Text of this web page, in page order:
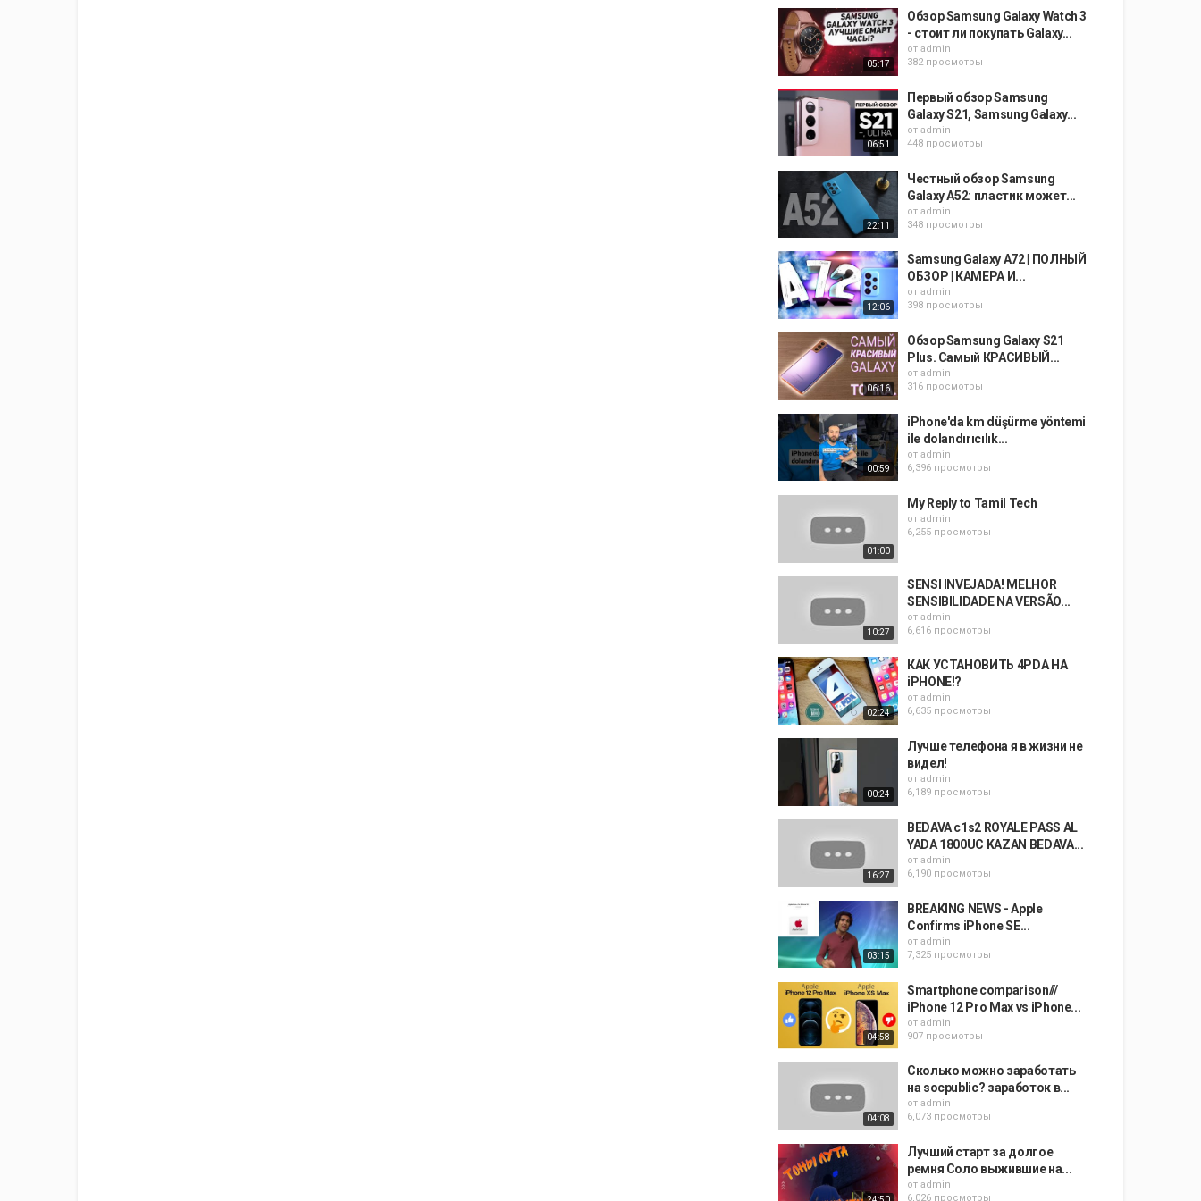
05:17
Обзор Samsung Galaxy Watch 3
- стоит ли покупать Galaxy...
от admin
382 просмотры
06:51
Первый обзор Samsung
Galaxy S21, Samsung Galaxy...
от admin
448 просмотры
22:11
Честный обзор Samsung
Galaxy A52: пластик может...
от admin
348 просмотры
12:06
Samsung Galaxy A72 | ПОЛНЫЙ
ОБЗОР | КАМЕРА И...
от admin
398 просмотры
06:16
Обзор Samsung Galaxy S21
Plus. Самый КРАСИВЫЙ...
от admin
316 просмотры
00:59
iPhone'da km düşürme yöntemi
ile dolandırıcılık...
от admin
6,396 просмотры
01:00
My Reply to Tamil Tech
от admin
6,255 просмотры
10:27
SENSI INVEJADA! MELHOR
SENSIBILIDADE NA VERSÃO...
от admin
6,616 просмотры
02:24
КАК УСТАНОВИТЬ 4PDA НА
iPHONE!?
от admin
6,635 просмотры
00:24
Лучше телефона я в жизни не
видел!
от admin
6,189 просмотры
16:27
BEDAVA c1s2 ROYALE PASS AL
YADA 1800UC KAZAN BEDAVA...
от admin
6,190 просмотры
03:15
BREAKING NEWS - Apple
Confirms iPhone SE...
от admin
7,325 просмотры
04:58
Smartphone comparison///
iPhone 12 Pro Max vs iPhone...
от admin
907 просмотры
04:08
Сколько можно заработать
на socpublic? заработок в...
от admin
6,073 просмотры
Лучший старт за долгое
ремня Соло выжившие на...
от admin
6,026 просмотры